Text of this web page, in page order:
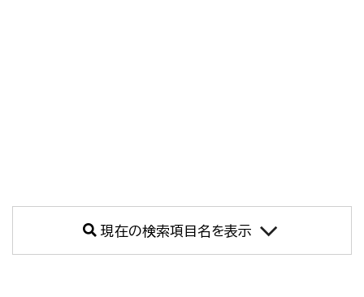
現在の検索項目名を表示